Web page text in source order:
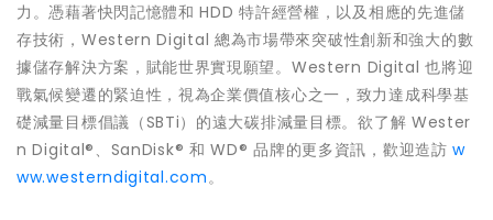
力。憑藉著快閃記憶體和 HDD 特許經營權，以及相應的先進儲
存技術，Western Digital 總為市場帶來突破性創新和強大的數
據儲存解決方案，賦能世界實現願望。Western Digital 也將迎
戰氣候變遷的緊迫性，視為企業價值核心之一，致力達成科學基
礎減量目標倡議（SBTi）的遠大碳排減量目標。欲了解 Wester
n Digital®、SanDisk® 和 WD® 品牌的更多資訊，歡迎造訪w
ww.westerndigital.com。